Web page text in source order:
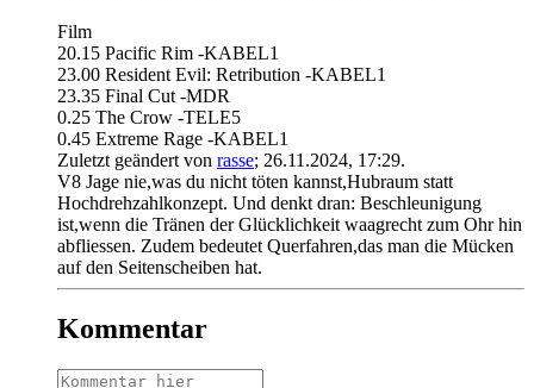
Film
20.15 Pacific Rim -KABEL1
23.00 Resident Evil: Retribution -KABEL1
23.35 Final Cut -MDR
0.25 The Crow -TELE5
0.45 Extreme Rage -KABEL1
Zuletzt geändert von rasse; 26.11.2024, 17:29.
V8 Jage nie,was du nicht töten kannst,Hubraum statt
Hochdrehzahlkonzept. Und denkt dran: Beschleunigung
ist,wenn die Tränen der Glücklichkeit waagrecht zum Ohr hin
abfliessen. Zudem bedeutet Querfahren,das man die Mücken
auf den Seitenscheiben hat.
Kommentar